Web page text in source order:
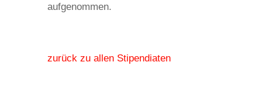
aufgenommen.
zurück zu allen Stipendiaten